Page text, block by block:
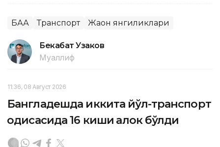
БАА Транспорт Жаҳон янгиликлари
Бекабат Узаков
Муаллиф
11:36, 08 Август 2026
Бангладешда иккита йўл-транспорт
ҳодисасида 16 киши ҳалок бўлди